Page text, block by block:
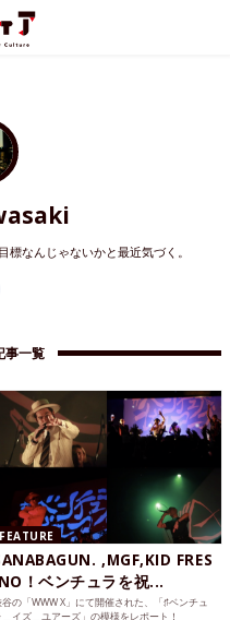
なんじゃないかと最近気づく。
事一覧
FEATURE
,MGF,KID FRES
！ベンチュラを祝...
谷の「WWW X」にて開催された、「♯ベンチュ
＿イズ＿ユアーズ」の模様をレポート！